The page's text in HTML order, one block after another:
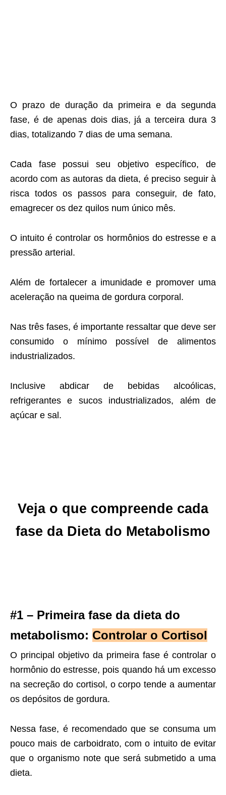
O prazo de duração da primeira e da segunda
fase, é de apenas dois dias, já a terceira dura 3
dias, totalizando 7 dias de uma semana.
Cada fase possui seu objetivo específico, de
acordo com as autoras da dieta, é preciso seguir à
risca todos os passos para conseguir, de fato,
emagrecer os dez quilos num único mês.
O intuito é controlar os hormônios do estresse e a
pressão arterial.
Além de fortalecer a imunidade e promover uma
aceleração na queima de gordura corporal.
Nas três fases, é importante ressaltar que deve ser
consumido o mínimo possível de alimentos
industrializados.
Inclusive abdicar de bebidas alcoólicas,
refrigerantes e sucos industrializados, além de
açúcar e sal.
Veja o que compreende cada
fase da Dieta do Metabolismo
#1 – Primeira fase da dieta do
metabolismo: Controlar o Cortisol
O principal objetivo da primeira fase é controlar o
hormônio do estresse, pois quando há um excesso
na secreção do cortisol, o corpo tende a aumentar
os depósitos de gordura.
Nessa fase, é recomendado que se consuma um
pouco mais de carboidrato, com o intuito de evitar
que o organismo note que será submetido a uma
dieta.